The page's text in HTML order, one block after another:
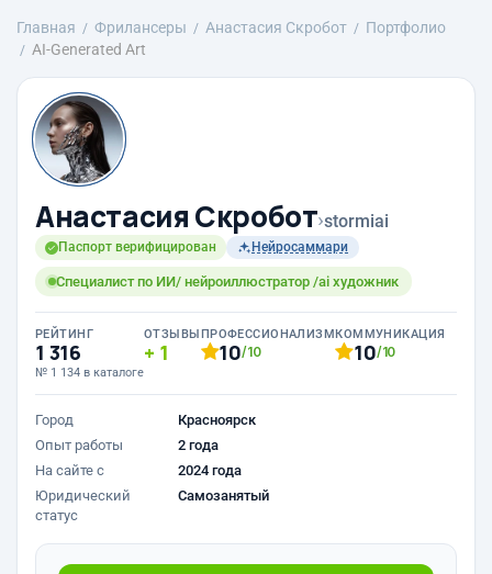
Главная Фрилансеры Анастасия Скробот
Портфолио
AI-Generated Art
Анастасия Скробот›stormiai
Паспорт верифицирован Нейросаммари
Специалист по ИИ/ нейроиллюстратор /ai художник
РЕЙТИНГ
1 316
№ 1 134 в каталоге
ОТЗЫВЫ
1
ПРОФЕССИОНАЛИЗМ
10/10
КОММУНИКАЦИЯ
10/10
Город
Красноярск
Опыт работы
2 года
На сайте с
2024 года
Юридический
статус
Самозанятый